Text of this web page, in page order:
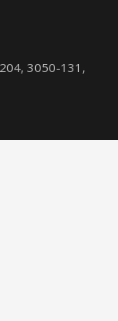
3050-131,